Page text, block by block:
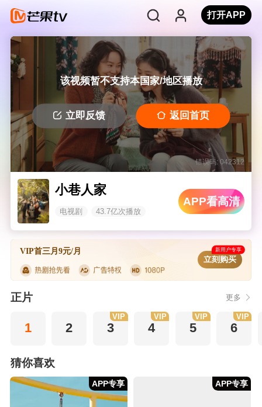
打开APP
该视频暂不支持本国家/地区播放
立即反馈 返回首页
错误码: 042312
小巷人家
电视剧 43.7亿次播放
APP看高清
VIP首三月9元/月 新用户专享
立刻购买
正片 更多
1 2 3
VIP
4
VIP
5
VIP
6
VIP
猜你喜欢
APP专享 APP专享